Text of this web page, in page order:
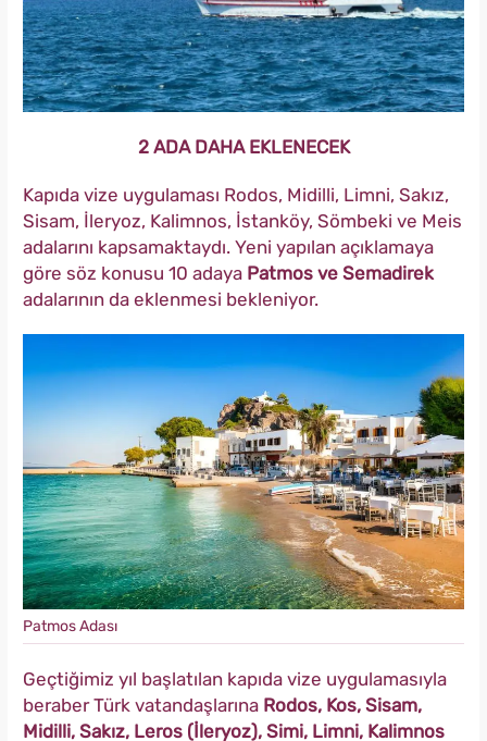
2 ADA DAHA EKLENECEK
Kapıda vize uygulaması Rodos, Midilli, Limni, Sakız,
Sisam, İleryoz, Kalimnos, İstanköy, Sömbeki ve Meis
adalarını kapsamaktaydı. Yeni yapılan açıklamaya
göre söz konusu 10 adaya Patmos ve Semadirek
adalarının da eklenmesi bekleniyor.
Patmos Adası
Geçtiğimiz yıl başlatılan kapıda vize uygulamasıyla
beraber Türk vatandaşlarına Rodos, Kos, Sisam,
Midilli, Sakız, Leros (İleryoz), Simi, Limni, Kalimnos